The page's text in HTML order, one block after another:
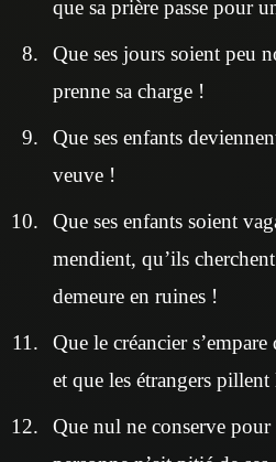
que sa prière passe pour
Que ses jours soient peu
prenne sa charge !
Que ses enfants
veuve !
Que ses enfants soient
mendient, qu’ils
demeure en ruines !
Que le créancier
et que les étrangers
Que nul ne conserve